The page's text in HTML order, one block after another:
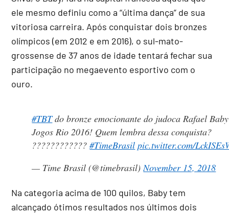
ele mesmo definiu como a “última dança” de sua
vitoriosa carreira. Após conquistar dois bronzes
olímpicos (em 2012 e em 2016), o sul-mato-
grossense de 37 anos de idade tentará fechar sua
participação no megaevento esportivo com o
ouro.
#TBTdo bronze emocionante do judoca Rafael
Jogos Rio 2016! Quem lembra dessa conquista?
????????????#TimeBrasil pic.twitter.com/
— Time Brasil (@timebrasil) November 15, 2018
Na categoria acima de 100 quilos, Baby tem
alcançado ótimos resultados nos últimos dois